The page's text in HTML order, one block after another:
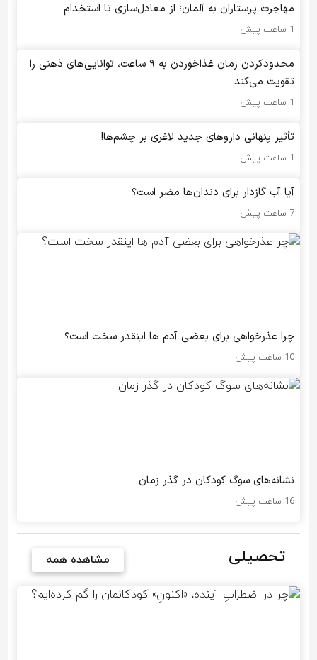
مهاجرت پرستاران به آلمان؛ از معادل‌سازی تا استخدام
1 ساعت پیش
محدودکردن زمان غذاخوردن به ۹ ساعت، توانایی‌های ذهنی را
تقویت می‌کند
1 ساعت پیش
تأثیر پنهانی داروهای جدید لاغری بر چشم‌ها!
1 ساعت پیش
آیا آب گازدار برای دندان‌ها مضر است؟
7 ساعت پیش
چرا عذرخواهی برای بعضی آدم ها اینقدر سخت است؟
10 ساعت پیش
نشانه‌های سوگ کودکان در گذر زمان
16 ساعت پیش
تحصیلی مشاهده همه